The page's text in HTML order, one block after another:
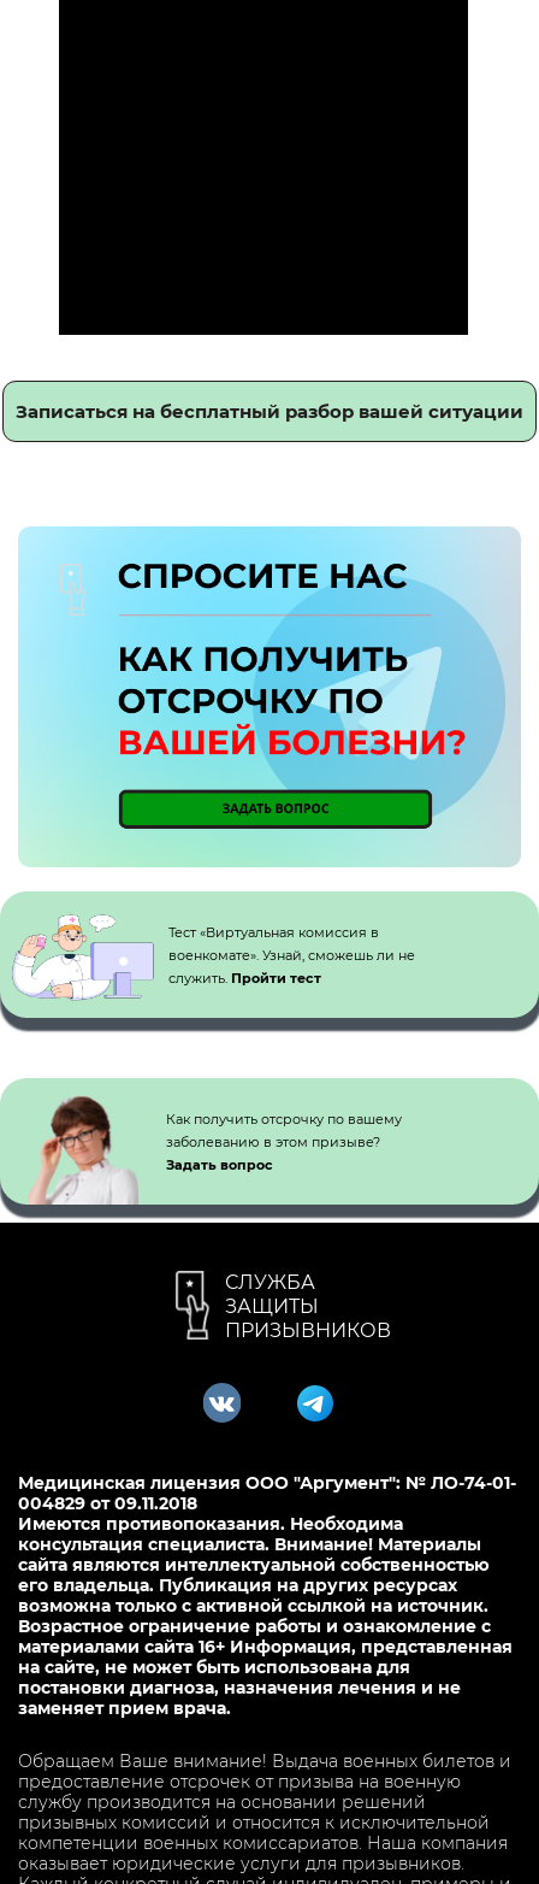
Записаться на бесплатный разбор вашей ситуации
Тест «Виртуальная комиссия в
военкомате». Узнай, сможешь ли не
служить. Пройти тест
Как получить отсрочку по вашему
заболеванию в этом призыве?
Задать вопрос
СЛУЖБА
ЗАЩИТЫ
ПРИЗЫВНИКОВ
Медицинская лицензия ООО "Аргумент": № ЛО-74-01-
004829 от 09.11.2018
Имеются противопоказания. Необходима
консультация специалиста. Внимание! Материалы
сайта являются интеллектуальной собственностью
его владельца. Публикация на других ресурсах
возможна только с активной ссылкой на источник.
Возрастное ограничение работы и ознакомление с
материалами сайта 16+ Информация, представленная
на сайте, не может быть использована для
постановки диагноза, назначения лечения и не
заменяет прием врача.
Обращаем Ваше внимание! Выдача военных билетов и
предоставление отсрочек от призыва на военную
службу производится на основании решений
призывных комиссий и относится к исключительной
компетенции военных комиссариатов. Наша компания
оказывает юридические услуги для призывников.